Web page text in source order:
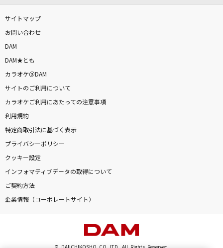
サイトマップ
お問い合わせ
DAM
DAM★とも
カラオケ＠DAM
サイトのご利用について
カラオケご利用にあたっての注意事項
利用規約
特定商取引法に基づく表示
プライバシーポリシー
クッキー設定
インフォマティブデータの取得について
ご契約方法
企業情報（コーポレートサイト）
© DAIICHIKOSHO CO.,LTD. All Rights Reserved.